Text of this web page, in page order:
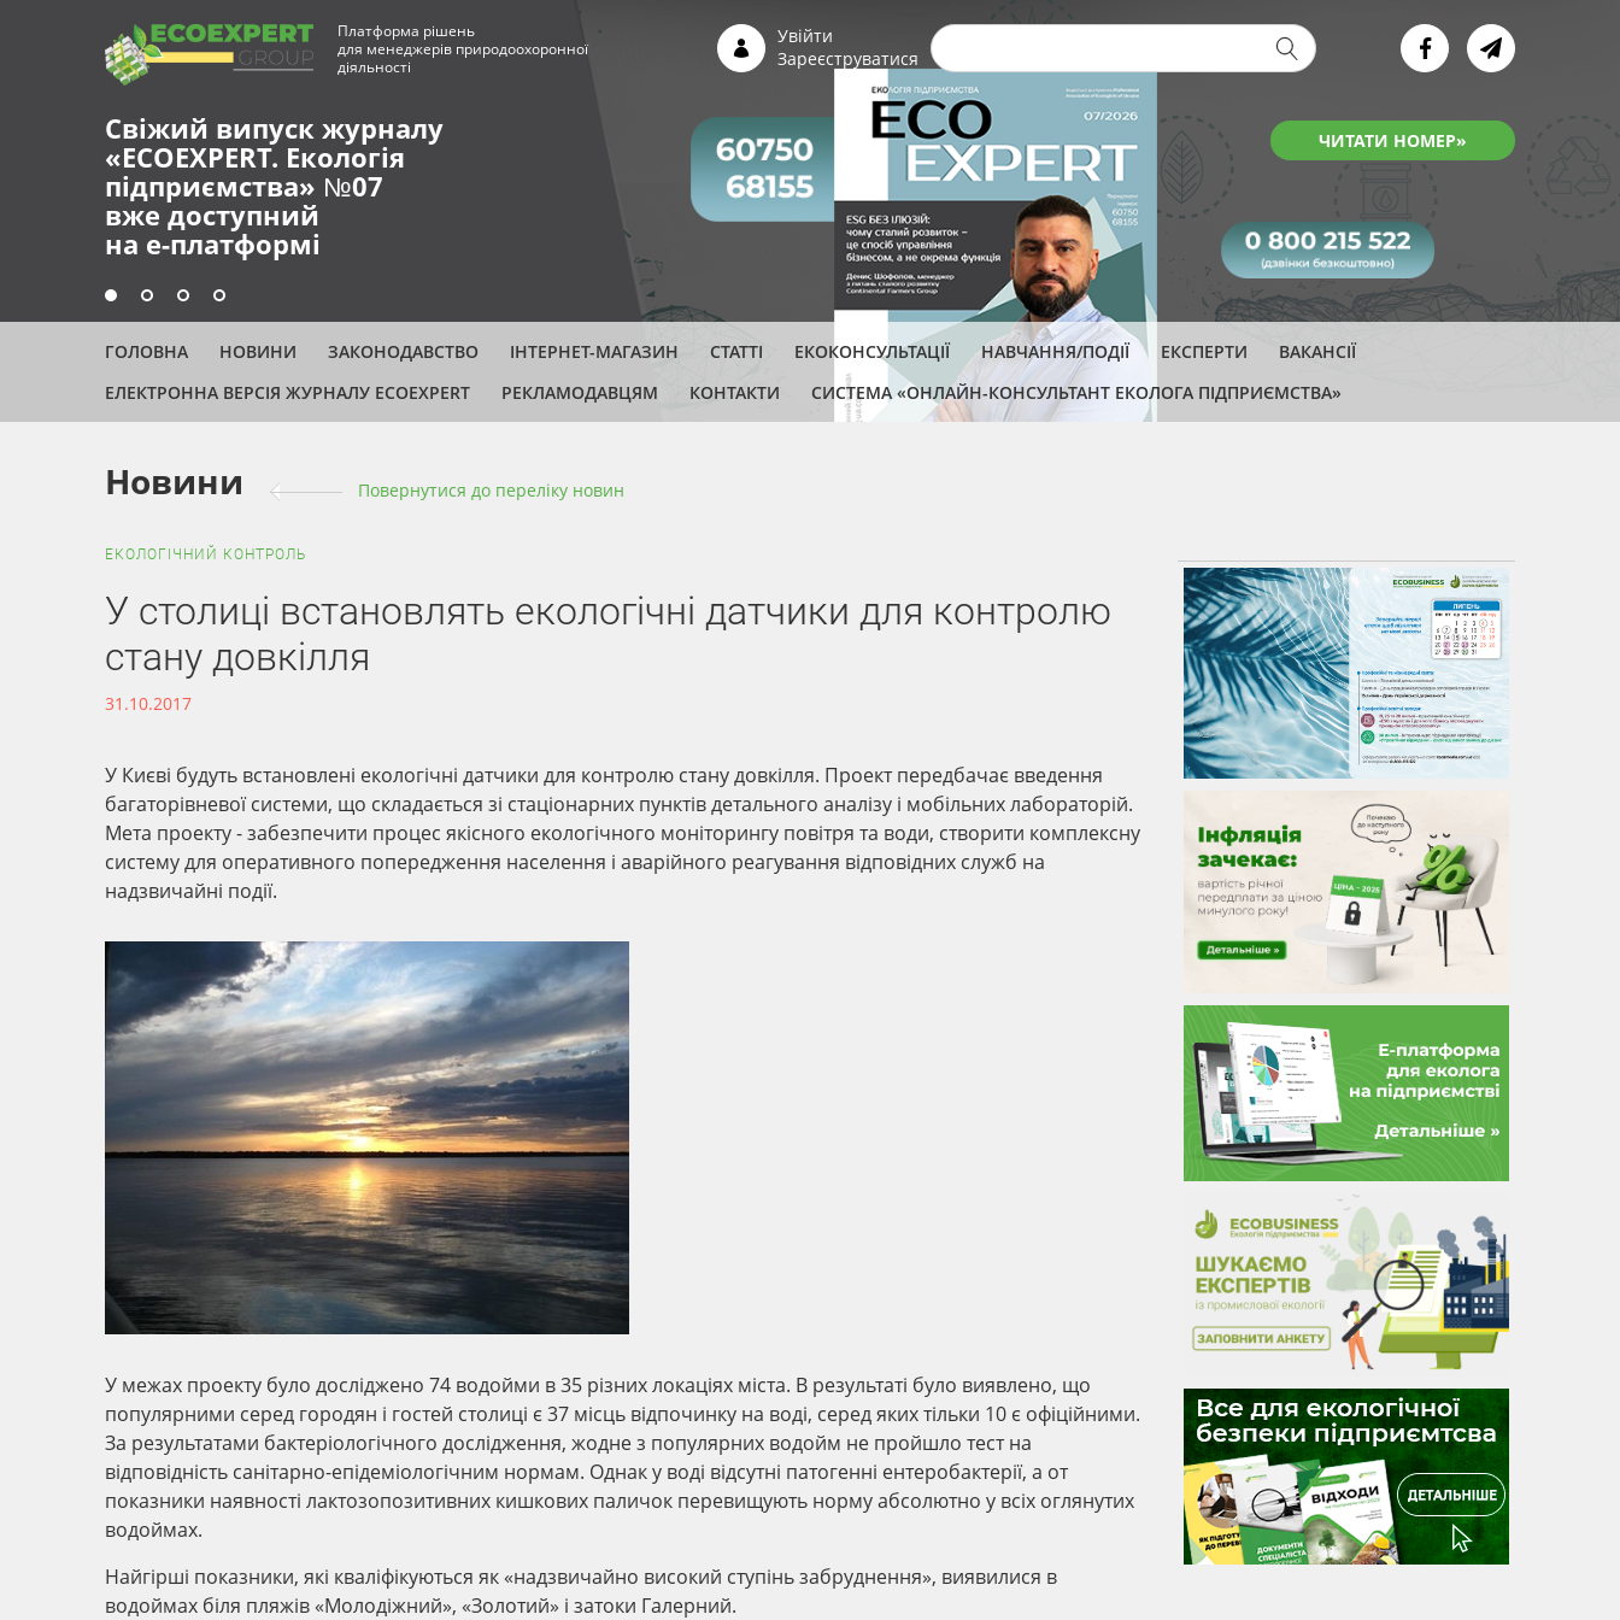
Свіжий випуск журналу
«ECOEXPERT. Екологія
підприємства» №07
вже доступний
на е-платформі
ЧИТАТИ НОМЕР»
Платформа рішень
для менеджерів природоохоронної
діяльності
Увійти
Зареєструватися Пошукова форма
ГОЛОВНА НОВИНИ ЗАКОНОДАВСТВО ІНТЕРНЕТ-МАГАЗИН СТАТТІ ЕКОКОНСУЛЬТАЦІЇ НАВЧАННЯ/ПОДІЇ ЕКСПЕРТИ
ВАКАНСІЇ
ЕЛЕКТРОННА ВЕРСІЯ ЖУРНАЛУ ECOEXPERT
РЕКЛАМОДАВЦЯМ КОНТАКТИ СИСТЕМА «ОНЛАЙН-КОНСУЛЬТАНТ ЕКОЛОГА ПІДПРИЄМСТВА»
Новини Повернутися до переліку новин
ЕКОЛОГІЧНИЙ КОНТРОЛЬ
У столиці встановлять екологічні датчики для контролю
стану довкілля
31.10.2017
У Києві будуть встановлені екологічні датчики для контролю стану довкілля. Проект передбачає введення
багаторівневої системи, що складається зі стаціонарних пунктів детального аналізу і мобільних лабораторій.
Мета проекту - забезпечити процес якісного екологічного моніторингу повітря та води, створити комплексну
систему для оперативного попередження населення і аварійного реагування відповідних служб на
надзвичайні події.
У межах проекту було досліджено 74 водойми в 35 різних локаціях міста. В результаті було виявлено, що
популярними серед городян і гостей столиці є 37 місць відпочинку на воді, серед яких тільки 10 є офіційними.
За результатами бактеріологічного дослідження, жодне з популярних водойм не пройшло тест на
відповідність санітарно-епідеміологічним нормам. Однак у воді відсутні патогенні ентеробактерії, а от
показники наявності лактозопозитивних кишкових паличок перевищують норму абсолютно у всіх оглянутих
водоймах.
Найгірші показники, які кваліфікуються як «надзвичайно високий ступінь забруднення», виявилися в
водоймах біля пляжів «Молодіжний», «Золотий» і затоки Галерний.